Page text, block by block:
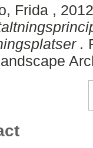
Frida ,
.